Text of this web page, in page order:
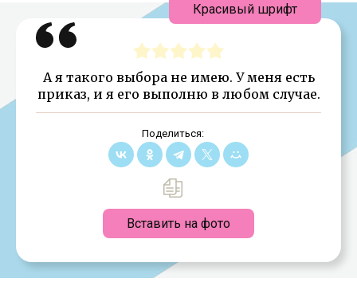
А я такого выбора не имею. У меня есть
приказ, и я его выполню в любом случае.
Поделиться:
Вставить на фото
Красивый шрифт